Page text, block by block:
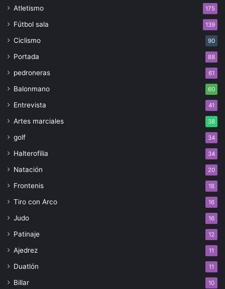
Atletismo 175
Fútbol sala 139
Ciclismo 90
Portada 88
pedroneras 61
Balonmano 60
Entrevista 41
Artes marciales 38
golf 34
Halterofilia 34
Natación 20
Frontenis 18
Tiro con Arco 16
Judo 16
Patinaje 12
Ajedrez 11
Duatlón 11
Billar 10